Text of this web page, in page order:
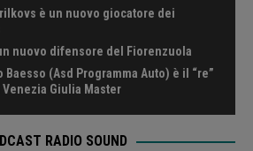
è un nuovo giocatore dei
nuovo difensore del Fiorenzuola
Baesso (Asd Programma Auto) è il “re”
Giulia Master
RADIO SOUND